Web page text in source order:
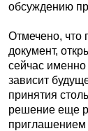
обсуждению
Отмечено, что
документ,
сейчас именно
зависит
принятия
решение еще
приглашением